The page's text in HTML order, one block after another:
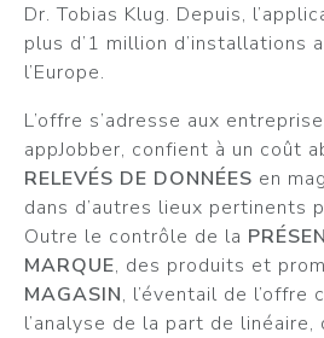
Dr. Tobias Klug. Depuis,
plus d’1 million d’installations
l’Europe.
L’offre s’adresse aux
appJobber, confient à un coût
RELEVÉS DE DONNÉES en
dans d’autres lieux pertinents
Outre le contrôle de la
MARQUE, des produits et
MAGASIN, l’éventail de l’offre
l’analyse de la part de